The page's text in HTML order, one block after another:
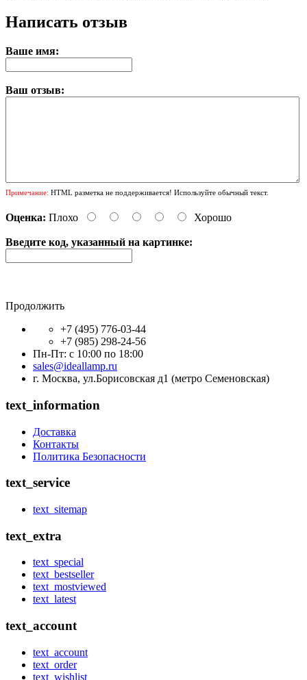
Написать отзыв
Ваше имя:
Ваш отзыв:
Примечание: HTML разметка не поддерживается! Используйте обычный текст.
Оценка: Плохо Хорошо
Введите код, указанный на картинке:
Продолжить
+7 (495) 776-03-44
+7 (985) 298-24-56
Пн-Пт: с 10:00 по 18:00
sales@ideallamp.ru
г. Москва, ул.Борисовская д1 (метро Семеновская)
text_information
Доставка
Контакты
Политика Безопасности
text_service
text_sitemap
text_extra
text_special
text_bestseller
text_mostviewed
text_latest
text_account
text_account
text_order
text_wishlist